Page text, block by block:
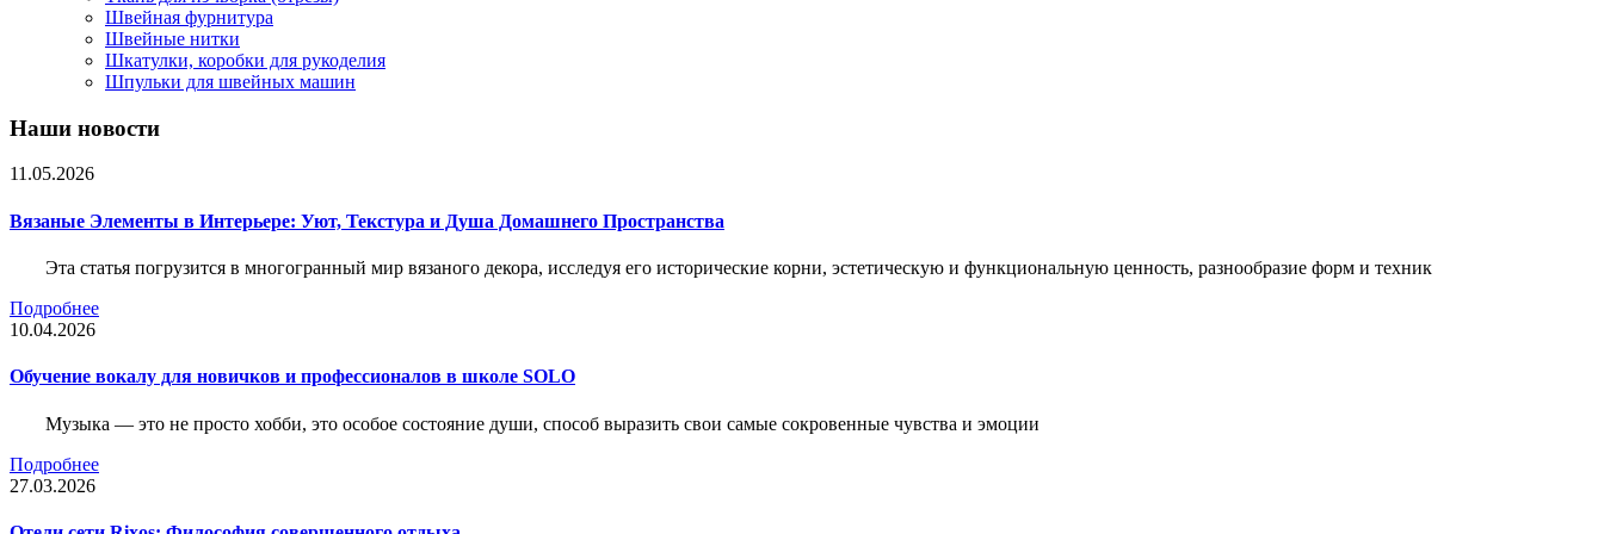
Швейная фурнитура
Швейные нитки
Шкатулки, коробки для рукоделия
Шпульки для швейных машин
Наши новости
11.05.2026
Вязаные Элементы в Интерьере: Уют, Текстура и Душа Домашнего Пространства
Эта статья погрузится в многогранный мир вязаного декора, исследуя его исторические корни, эстетическую и функциональную ценность, разнообразие форм и техник
Подробнее
10.04.2026
Обучение вокалу для новичков и профессионалов в школе SOLO
Музыка — это не просто хобби, это особое состояние души, способ выразить свои самые сокровенные чувства и эмоции
Подробнее
27.03.2026